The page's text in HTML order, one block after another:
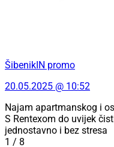
ŠibenikIN promo
20.05.2025 @ 10:52
Najam apartmanskog i
S Rentexom do uvijek
jednostavno i bez stresa
1 / 8